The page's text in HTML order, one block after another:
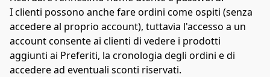
I clienti possono anche fare ordini come ospiti (senza
accedere al proprio account), tuttavia l'accesso a un
account consente ai clienti di vedere i prodotti
aggiunti ai Preferiti, la cronologia degli ordini e di
accedere ad eventuali sconti riservati.